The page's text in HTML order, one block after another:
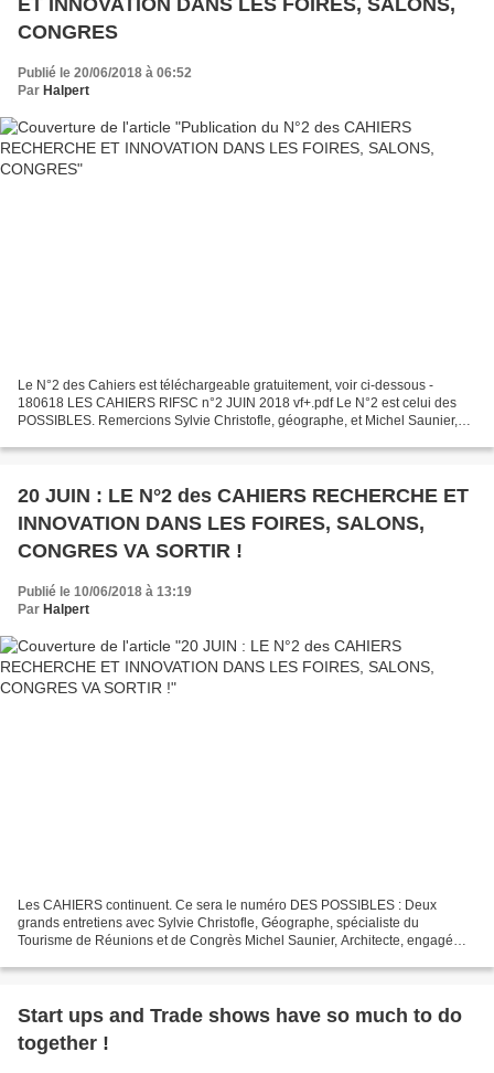
CONGRES
Publié le 20/06/2018 à 06:52
Par Halpert
Le N°2 des Cahiers est téléchargeable gratuitement, voir ci-dessous -
180618 LES CAHIERS RIFSC n°2 JUIN 2018 vf+.pdf Le N°2 est celui des
POSSIBLES. Remercions Sylvie Christofle, géographe, et Michel Saunier,
20 JUIN : LE N°2 des CAHIERS RECHERCHE ET
INNOVATION DANS LES FOIRES, SALONS,
CONGRES VA SORTIR !
Publié le 10/06/2018 à 13:19
Par Halpert
Les CAHIERS continuent. Ce sera le numéro DES POSSIBLES : Deux
grands entretiens avec Sylvie Christofle, Géographe, spécialiste du
Tourisme de Réunions et de Congrès Michel Saunier, Architecte, engagé
Start ups and Trade shows have so much to do
together !